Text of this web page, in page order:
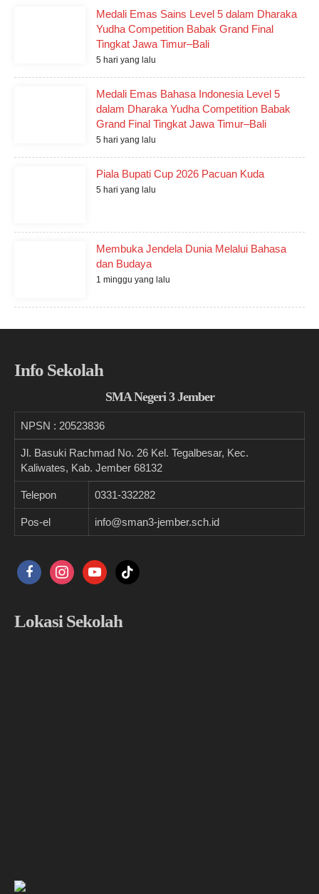
Medali Emas Sains Level 5 dalam Dharaka
Yudha Competition Babak Grand Final
Tingkat Jawa Timur–Bali
5 hari yang lalu
Medali Emas Bahasa Indonesia Level 5
dalam Dharaka Yudha Competition Babak
Grand Final Tingkat Jawa Timur–Bali
5 hari yang lalu
Piala Bupati Cup 2026 Pacuan Kuda
5 hari yang lalu
Membuka Jendela Dunia Melalui Bahasa
dan Budaya
1 minggu yang lalu
Info Sekolah
SMA Negeri 3 Jember
NPSN : 20523836
Jl. Basuki Rachmad No. 26 Kel. Tegalbesar, Kec.
Kaliwates, Kab. Jember 68132
Telepon 0331-332282
Pos-el info@sman3-jember.sch.id
facebookinstagramyoutubetiktok
Lokasi Sekolah